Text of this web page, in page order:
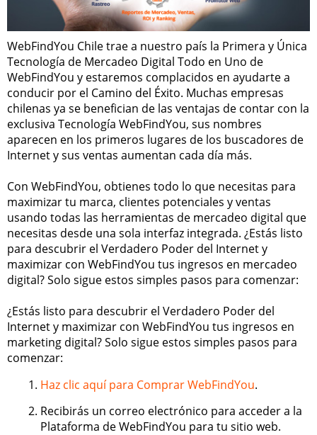
WebFindYou Chile trae a nuestro país la Primera y Única
Tecnología de Mercadeo Digital Todo en Uno de
WebFindYou y estaremos complacidos en ayudarte a
conducir por el Camino del Éxito. Muchas empresas
chilenas ya se benefician de las ventajas de contar con la
exclusiva Tecnología WebFindYou, sus nombres
aparecen en los primeros lugares de los buscadores de
Internet y sus ventas aumentan cada día más.
Con WebFindYou, obtienes todo lo que necesitas para
maximizar tu marca, clientes potenciales y ventas
usando todas las herramientas de mercadeo digital que
necesitas desde una sola interfaz integrada. ¿Estás listo
para descubrir el Verdadero Poder del Internet y
maximizar con WebFindYou tus ingresos en mercadeo
digital? Solo sigue estos simples pasos para comenzar:
¿Estás listo para descubrir el Verdadero Poder del
Internet y maximizar con WebFindYou tus ingresos en
marketing digital? Solo sigue estos simples pasos para
comenzar:
Haz clic aquí para Comprar WebFindYou.
Recibirás un correo electrónico para acceder a la
Plataforma de WebFindYou para tu sitio web.